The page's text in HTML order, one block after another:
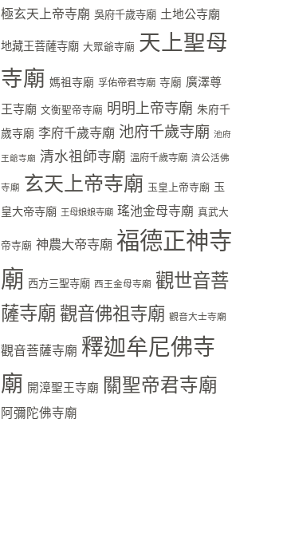
極玄天上帝寺廟 吳府千歲寺廟 土地公寺廟
地藏王菩薩寺廟 大眾爺寺廟 天上聖母
寺廟 媽祖寺廟 孚佑帝君寺廟 寺廟 廣澤尊
王寺廟 文衡聖帝寺廟 明明上帝寺廟 朱府千
歲寺廟 李府千歲寺廟 池府千歲寺廟 池府
王爺寺廟 清水祖師寺廟 溫府千歲寺廟 濟公活佛
寺廟 玄天上帝寺廟 玉皇上帝寺廟 玉
皇大帝寺廟 王母娘娘寺廟 瑤池金母寺廟 真武大
帝寺廟 神農大帝寺廟 福德正神寺
廟 西方三聖寺廟 西王金母寺廟 觀世音菩
薩寺廟觀音佛祖寺廟 觀音大士寺廟
觀音菩薩寺廟 釋迦牟尼佛寺
廟 開漳聖王寺廟 關聖帝君寺廟
阿彌陀佛寺廟